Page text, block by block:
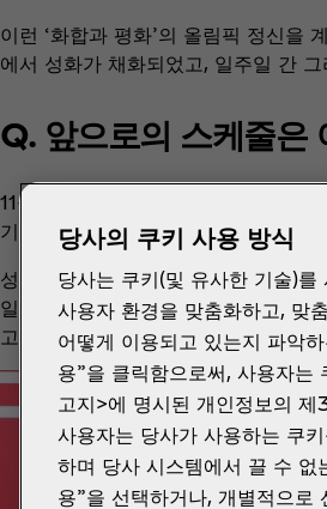
이런 ‘화합과 평화’의 올림픽 정신을
에서 성화가 채화되었고, 일주일 간
Q. 앞으로의 스케줄은
11월 1일부터 101일 동안 7,500명의
기장에 입성해 마지막 성화봉송 주자
성화대로 옮겨진 성화는 경기가 진행
일 저녁 각 시·군 별로 열리는 지역
고 신나게 즐겨보세요. 정확한 스케줄
당사의 쿠키 사용 방식
당사는 쿠키(및 유사한 기술)
사용자 환경을 맞춤화하고, 맞
어떻게 이용되고 있는지 파악
용”을 클릭함으로써, 사용자는
고지>에 명시된 개인정보의
사용자는 당사가 사용하는 쿠
하며 당사 시스템에서 끌 수 없
용”을 선택하거나, 개별적으로